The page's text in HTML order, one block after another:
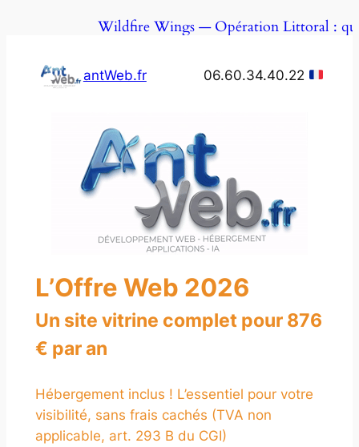
Wildfire Wings — Opération Littoral :
antWeb.fr 06.60.34.40.22
L’Offre Web 2026
Un site vitrine complet pour 876
€ par an
Hébergement inclus ! L’essentiel pour votre
visibilité, sans frais cachés (TVA non
applicable, art. 293 B du CGI)